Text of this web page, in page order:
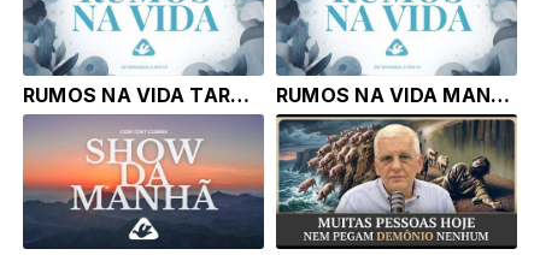
RUMOS NA VIDA TARDE | 02.07.26 | Pr. Érico Rodolpho Bussinger RUMOS NA VIDA MANHA | 02.07.26 | Pr. Érico Rodolpho Bussinger